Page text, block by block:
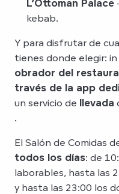
L’Ottoman Palace
kebab.
Y para disfrutar de
tienes donde elegir:
obrador del
través de la app
un servicio de llevada
.
El Salón de Comidas
todos los días: de
laborables, hasta las
y hasta las 23:00 los